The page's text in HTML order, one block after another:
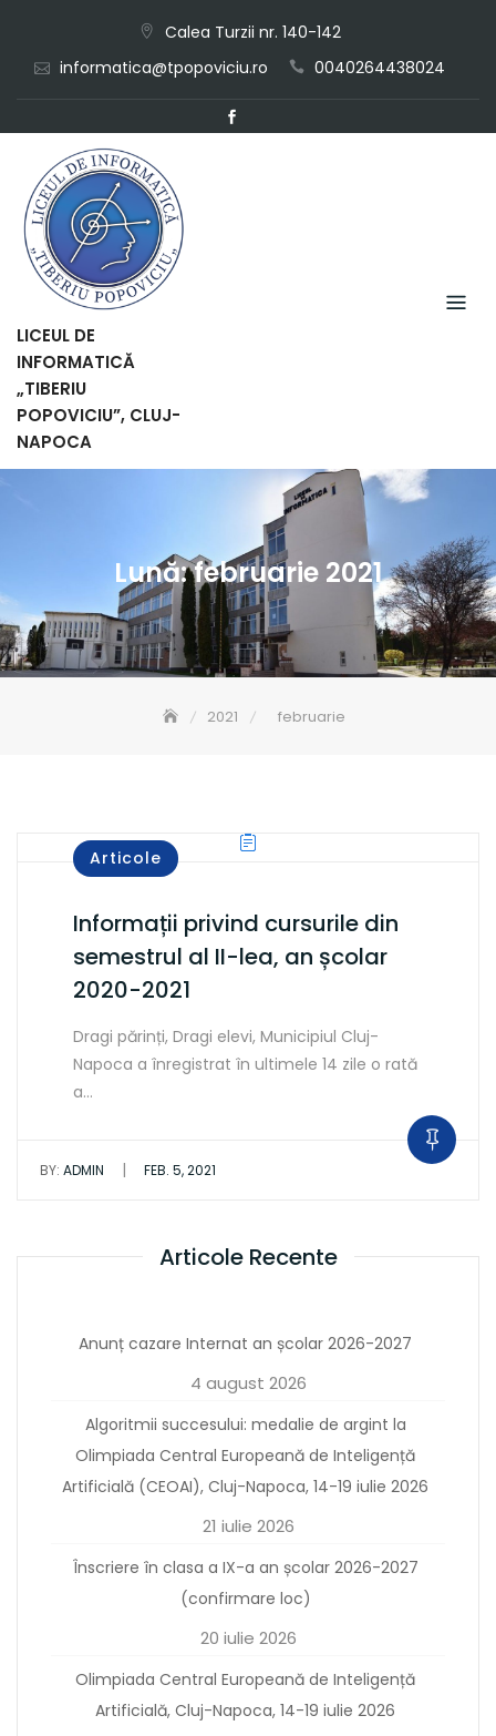
content
Calea Turzii nr. 140-142
informatica@tpopoviciu.ro
0040264438024
LICEUL DE
INFORMATICĂ
„TIBERIU
POPOVICIU”, CLUJ-
NAPOCA
Lună:februarie 2021
2021 februarie
Articole
Informații privind cursurile din
semestrul al II-lea, an școlar
2020-2021
Dragi părinți, Dragi elevi, Municipiul Cluj-
Napoca a înregistrat în ultimele 14 zile o rată
a…
BY: ADMIN | FEB. 5, 2021
Articole Recente
Anunț cazare Internat an școlar 2026-2027
4 august 2026
Algoritmii succesului: medalie de argint la
Olimpiada Central Europeană de Inteligență
Artificială (CEOAI), Cluj-Napoca, 14-19 iulie 2026
21 iulie 2026
Înscriere în clasa a IX-a an școlar 2026-2027
(confirmare loc)
20 iulie 2026
Olimpiada Central Europeană de Inteligență
Artificială, Cluj-Napoca, 14-19 iulie 2026